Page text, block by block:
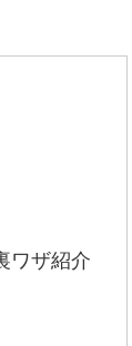
ワザ紹介